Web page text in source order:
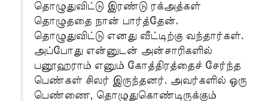
தொழுதுவிட்டு இரண்டு ரக்அத்கள்
தொழுததை நான் பார்த்தேன்.
தொழுதுவிட்டு எனது வீட்டிற்கு வந்தார்கள்.
அப்போது என்னுடன் அன்சாரிகளில்
பனூஹராம் எனும் கோத்திரத்தைச் சேர்ந்த
பெண்கள் சிலர் இருந்தனர். அவர்களில் ஒரு
பெண்ணை, தொழுதுகொண்டிருக்கும்